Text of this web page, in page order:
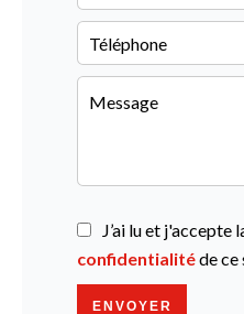
J’ai lu et j'accepte
confidentialitéde ce
ENVOYER